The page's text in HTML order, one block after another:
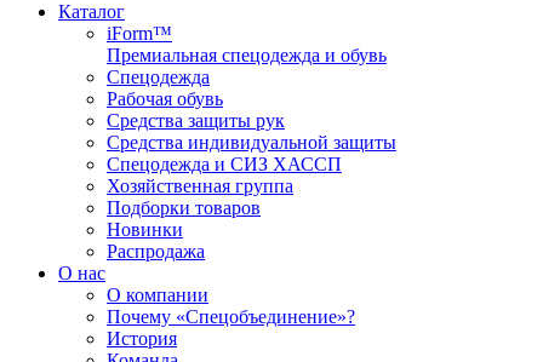
Каталог
iForm™
Премиальная спецодежда и обувь
Спецодежда
Рабочая обувь
Средства защиты рук
Средства индивидуальной защиты
Спецодежда и СИЗ ХАССП
Хозяйственная группа
Подборки товаров
Новинки
Распродажа
О нас
О компании
Почему «Спецобъединение»?
История